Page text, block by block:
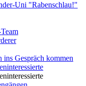
Uni "Rabenschlau!"
ins Gespräch kommen